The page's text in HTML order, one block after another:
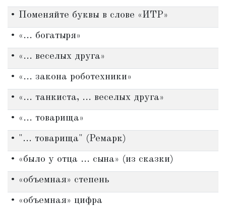
• Поменяйте буквы в слове «ИТР»
• «... богатыря»
• «... веселых друга»
• «... закона роботехники»
• «... танкиста, ... веселых друга»
• «... товарища»
• "... товарища" (Ремарк)
• «было у отца ... сына» (из сказки)
• «объемная» степень
• «объемная» цифра